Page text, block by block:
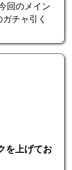
回のメイン
チャ引く
を上げてお